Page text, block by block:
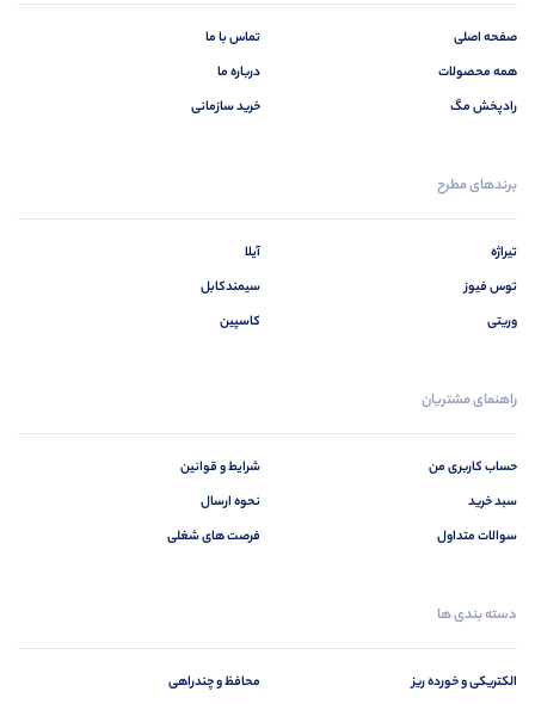
صفحه اصلی
همه محصولات
رادپخش مگ
تماس با ما
درباره ما
خرید سازمانی
برندهای مطرح
تیراژه
توس فیوز
وریتی
آیلا
سیمندکابل
کاسپین
راهنمای مشتریان
حساب کاربری من
سبد خرید
سوالات متداول
شرایط و قوانین
نحوه ارسال
فرصت های شغلی
دسته بندی ها
الکتریکی و خورده ریز
محافظ و چندراهی